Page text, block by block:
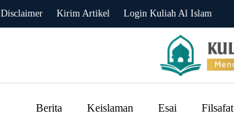
Disclaimer Kirim Artikel Login Kuliah Al Islam
Berita Keislaman Esai Filsafat